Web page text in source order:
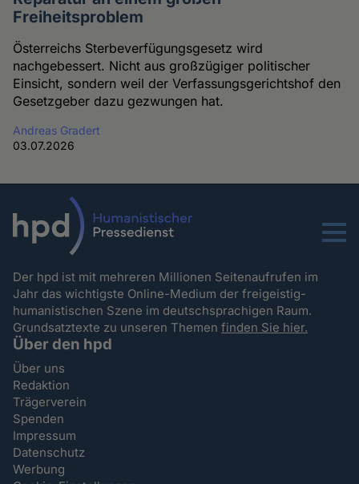
Freiheitsproblem
Österreichs Sterbeverfügungsgesetz wird
nachgebessert. Nicht aus großzügiger politischer
Einsicht, sondern weil der Verfassungsgerichtshof den
Gesetzgeber dazu gezwungen hat.
Andreas Gradert
03.07.2026
Menu
Der hpd ist mit mehreren Millionen Seitenaufrufen im
Jahr das wichtigste Online-Medium der freigeistig-
humanistischen Szene im deutschsprachigen Raum.
Grundsatztexte zu unseren Themenfinden Sie hier.
Über den hpd
Über uns
Redaktion
Trägerverein
Spenden
Impressum
Datenschutz
Werbung